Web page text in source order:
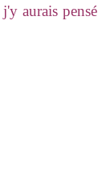
aurais pensé